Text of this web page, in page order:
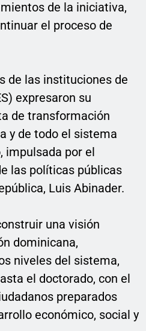
de la iniciativa,
el proceso de
de las instituciones de
expresaron su
de transformación
y de todo el sistema
impulsada por el
las políticas públicas
Luis Abinader.
una visión
dominicana,
niveles del sistema,
el doctorado, con el
preparados
económico, social y